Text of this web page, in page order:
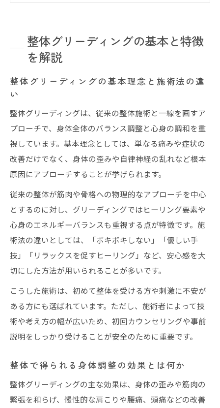
明
整体グリーディングの特徴を正しく理解し
よう
整体院選びで重視すべき安全性の基準
整体のカウンセリング内容と信頼性の見極
め方
整体施術で安心できる院の共通ポイント
整体院スタッフの対応や衛生面の確認方法
整体選びで口コミや評判を活用するコツ
口コミから読み解く整体グリーディングの実態
整体グリーディングの口コミに多い評価傾
整体施術の評判と信頼できる口コミの見極
口コミからわかる整体グリーディングの強
み
ボキボキ系整体に不安なら知っておきたいこと
整体のボキボキ系施術の安全性とリスク
整体で避けたい危険な施術例と対策方法
整体グリーディングの基本と特徴
を解説
整体グリーディングの基本理念と施術法の違
い
整体グリーディングは、従来の整体施術と一線を画すア
プローチで、身体全体のバランス調整と心身の調和を重
視しています。基本理念としては、単なる痛みや症状の
改善だけでなく、身体の歪みや自律神経の乱れなど根本
原因にアプローチすることが挙げられます。
従来の整体が筋肉や骨格への物理的なアプローチを中心
とするのに対し、グリーディングではヒーリング要素や
心身のエネルギーバランスも重視する点が特徴です。施
術法の違いとしては、「ボキボキしない」「優しい手
技」「リラックスを促すヒーリング」など、安心感を大
切にした方法が用いられることが多いです。
こうした施術は、初めて整体を受ける方や刺激に不安が
ある方にも選ばれています。ただし、施術者によって技
術や考え方の幅が広いため、初回カウンセリングや事前
説明をしっかり受けることが安全のために重要です。
整体で得られる身体調整の効果とは何か
整体グリーディングの主な効果は、身体の歪みや筋肉の
緊張を和らげ、慢性的な肩こりや腰痛、頭痛などの改善